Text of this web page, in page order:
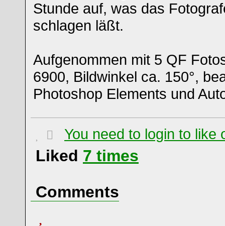
Stunde auf, was das
schlagen läßt.
Aufgenommen mit 5 QF
6900, Bildwinkel ca. 150°,
Photoshop Elements und
You need to login to like
Liked 7 times
Comments